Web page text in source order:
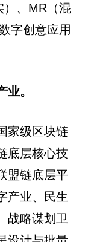
）、MR（混
字创意应用
业。
家级区块链
底层核心技
盟链底层平
产业、民生
战略谋划卫